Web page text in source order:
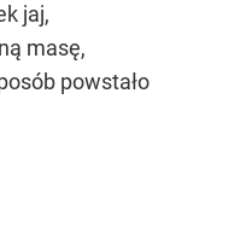
jaj,
masę,
powstało